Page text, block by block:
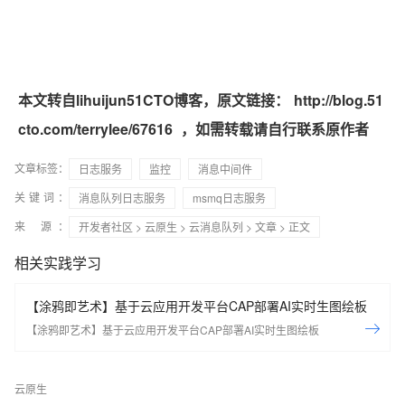
本文转自lihuijun51CTO博客，原文链接：
http://blog.51
cto.com/terrylee/67616 ，如需转载请自行联系原作者
文章标签： 日志服务 监控
消息中间件
关键词：
消息队列日志服务
msmq日志服务
来 源：
开发者社区 > 云原生 > 云消息队列 > 文章 > 正文
相关实践学习
【涂鸦即艺术】基于云应用开发平台CAP部署AI实时生图绘板
【涂鸦即艺术】基于云应用开发平台CAP部署AI实时生图绘板
云原生